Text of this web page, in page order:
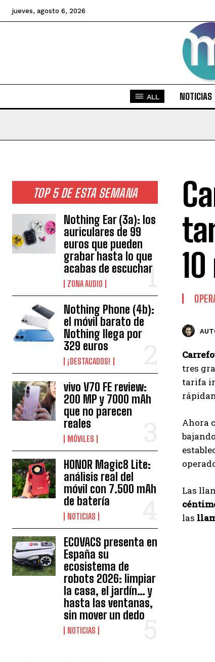
jueves, agosto 6, 2026
ALL NOTICIAS
TOP 5 DE ESTA SEMANA
Nothing Ear (3a): los
auriculares de 99
euros que pueden
grabar hasta lo que
acabas de escuchar
ZONA AUDIO
Nothing Phone (4b):
el móvil barato de
Nothing llega por
329 euros
¡DESTACADOS!
vivo V70 FE review:
200 MP y 7000 mAh
que no parecen
reales
MÓVILES
HONOR Magic8 Lite:
análisis real del
móvil con 7.500 mAh
de batería
NOTICIAS
ECOVACS presenta en
España su
ecosistema de
robots 2026: limpiar
la casa, el jardín… y
hasta las ventanas,
sin mover un dedo
NOTICIAS
tres
tarifa
Ahora
Las
las